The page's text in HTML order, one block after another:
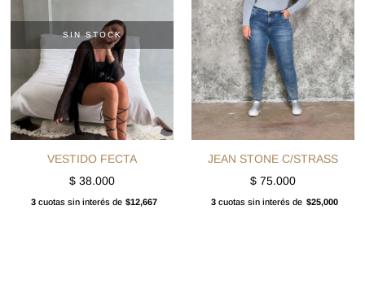
SIN STOCK
VESTIDO FECTA
$ 38.000
3cuotas sin interés de $12,667
JEAN STONE C/STRASS
$75.000
3 cuotas sin interés de $25,000